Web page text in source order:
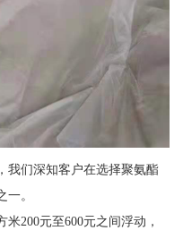
我们深知客户在选择聚氨酯
。
200元至600元之间浮动，